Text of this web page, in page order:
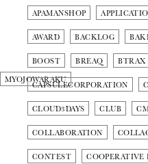
APAMANSHOP
AWARD BACKLOG
BOOST BREAQ BTRAX
CAPSULECORPORATION
CLOUD3DAYS CLUB
COLLABORATION
CONTEST COOPERATIVE
MYOJOWARAKU